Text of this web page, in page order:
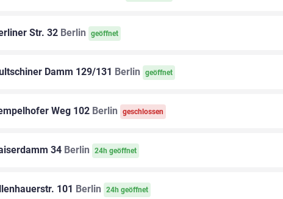
Str. 32 Berlin geöffnet
Damm 129/131 Berlin geöffnet
Weg 102 Berlin geschlossen
34 Berlin 24h geöffnet
101 Berlin 24h geöffnet